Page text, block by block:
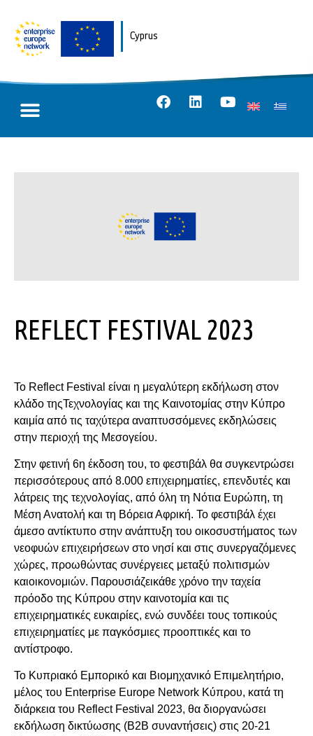
Cyprus
REFLECT FESTIVAL 2023
Το Reflect Festival είναι η μεγαλύτερη εκδήλωση στον
κλάδο τηςΤεχνολογίας και της Καινοτομίας στην Κύπρο
καιμία από τις ταχύτερα αναπτυσσόμενες εκδηλώσεις
στην περιοχή της Μεσογείου.
Στην φετινή 6η έκδοση του, το φεστιβάλ θα συγκεντρώσει
περισσότερους από 8.000 επιχειρηματίες, επενδυτές και
λάτρεις της τεχνολογίας, από όλη τη Νότια Ευρώπη, τη
Μέση Ανατολή και τη Βόρεια Αφρική. Το φεστιβάλ έχει
άμεσο αντίκτυπο στην ανάπτυξη του οικοσυστήματος των
νεοφυών επιχειρήσεων στο νησί και στις συνεργαζόμενες
χώρες, προωθώντας συνέργειες μεταξύ πολιτισμών
καιοικονομιών. Παρουσιάζεικάθε χρόνο την ταχεία
πρόοδο της Κύπρου στην καινοτομία και τις
επιχειρηματικές ευκαιρίες, ενώ συνδέει τους τοπικούς
επιχειρηματίες με παγκόσμιες προοπτικές και το
αντίστροφο.
Το Κυπριακό Εμπορικό και Βιομηχανικό Επιμελητήριο,
μέλος του Enterprise Europe Network Κύπρου, κατά τη
διάρκεια του Reflect Festival 2023, θα διοργανώσει
εκδήλωση δικτύωσης (Β2Β συναντήσεις) στις 20-21